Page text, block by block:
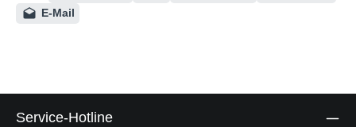
E-Mail
Service-Hotline